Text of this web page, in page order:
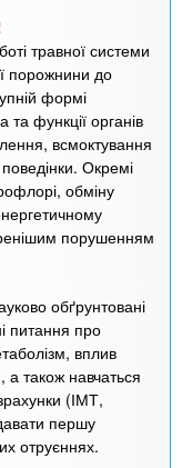
травної системи
порожнини до
формі
функції органів
всмоктування
поведінки. Окремі
обміну
порушенням
обґрунтовані
питання про
вплив
а також навчаться
(ІМТ,
першу
отруєннях.